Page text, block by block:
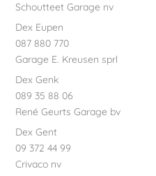
Schoutteet Garage nv
Dex Eupen
087 880 770
Garage E. Kreusen sprl
Dex Genk
089 35 88 06
René Geurts Garage bv
Dex Gent
09 372 44 99
Crivaco nv